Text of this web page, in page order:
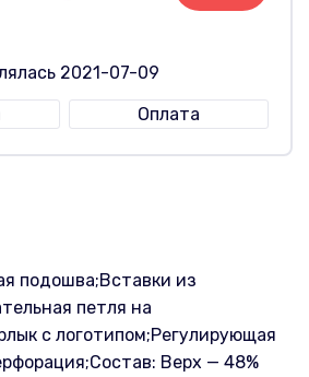
2021-07-09
Оплата
подошва;Вставки из
петля на
с логотипом;Регулирующая
Верх — 48%